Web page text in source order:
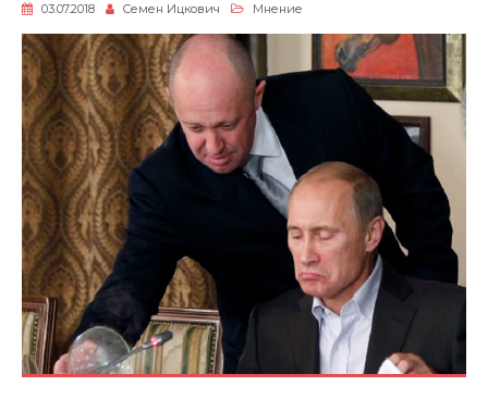
03.07.2018 Семен Ицкович Мнение